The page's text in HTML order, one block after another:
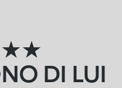
DI LUI